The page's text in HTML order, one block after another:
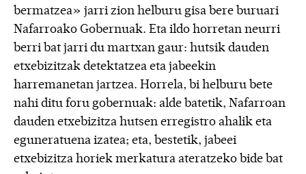
bermatzea» jarri zion helburu gisa bere buruari
Nafarroako Gobernuak. Eta ildo horretan neurri
berri bat jarri du martxan gaur: hutsik dauden
etxebizitzak detektatzea eta jabeekin
harremanetan jartzea. Horrela, bi helburu bete
nahi ditu foru gobernuak: alde batetik, Nafarroan
dauden etxebizitza hutsen erregistro ahalik eta
eguneratuena izatea; eta, bestetik, jabeei
etxebizitza horiek merkatura ateratzeko bide bat